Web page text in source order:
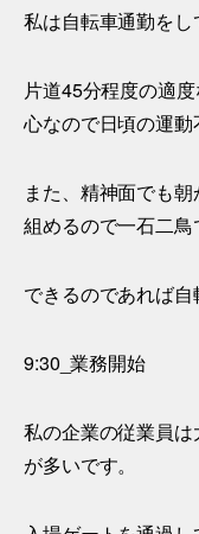
私は自転車通勤をし
片道45分程度の適
心なので日頃の運動
また、精神面でも
組めるので一石二鳥
できるのであれば自
9:30_業務開始
私の企業の従業員
が多いです。